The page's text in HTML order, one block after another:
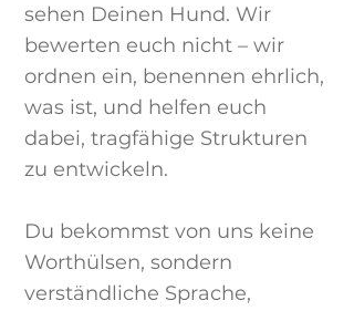
sehen Deinen Hund. Wir
bewerten euch nicht – wir
ordnen ein, benennen ehrlich,
was ist, und helfen euch
dabei, tragfähige Strukturen
zu entwickeln.
Du bekommst von uns keine
Worthülsen, sondern
verständliche Sprache,